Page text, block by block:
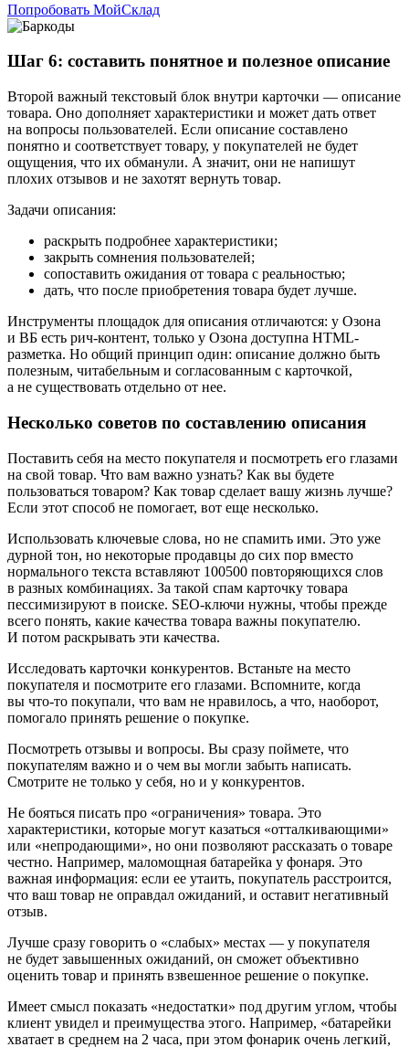
Попробовать МойСклад
Шаг 6: составить понятное и полезное описание
Второй важный текстовый блок внутри карточки — описание
товара. Оно дополняет характеристики и может дать ответ
на вопросы пользователей. Если описание составлено
понятно и соответствует товару, у покупателей не будет
ощущения, что их обманули. А значит, они не напишут
плохих отзывов и не захотят вернуть товар.
Задачи описания:
раскрыть подробнее характеристики;
закрыть сомнения пользователей;
сопоставить ожидания от товара с реальностью;
дать, что после приобретения товара будет лучше.
Инструменты площадок для описания отличаются: у Озона
и ВБ есть рич-контент, только у Озона доступна HTML-
разметка. Но общий принцип один: описание должно быть
полезным, читабельным и согласованным с карточкой,
а не существовать отдельно от нее.
Несколько советов по составлению описания
Поставить себя на место покупателя и посмотреть его глазами
на свой товар. Что вам важно узнать? Как вы будете
пользоваться товаром? Как товар сделает вашу жизнь лучше?
Если этот способ не помогает, вот еще несколько.
Использовать ключевые слова, но не спамить ими. Это уже
дурной тон, но некоторые продавцы до сих пор вместо
нормального текста вставляют 100500 повторяющихся слов
в разных комбинациях. За такой спам карточку товара
пессимизируют в поиске. SEO‑ключи нужны, чтобы прежде
всего понять, какие качества товара важны покупателю.
И потом раскрывать эти качества.
Исследовать карточки конкурентов. Встаньте на место
покупателя и посмотрите его глазами. Вспомните, когда
вы что‑то покупали, что вам не нравилось, а что, наоборот,
помогало принять решение о покупке.
Посмотреть отзывы и вопросы. Вы сразу поймете, что
покупателям важно и о чем вы могли забыть написать.
Смотрите не только у себя, но и у конкурентов.
Не бояться писать про «ограничения» товара. Это
характеристики, которые могут казаться «отталкивающими»
или «непродающими», но они позволяют рассказать о товаре
честно. Например, маломощная батарейка у фонаря. Это
важная информация: если ее утаить, покупатель расстроится,
что ваш товар не оправдал ожиданий, и оставит негативный
отзыв.
Лучше сразу говорить о «слабых» местах — у покупателя
не будет завышенных ожиданий, он сможет объективно
оценить товар и принять взвешенное решение о покупке.
Имеет смысл показать «недостатки» под другим углом, чтобы
клиент увидел и преимущества этого. Например, «батарейки
хватает в среднем на 2 часа, при этом фонарик очень легкий,